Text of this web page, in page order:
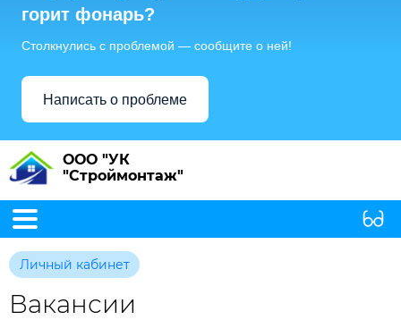
горит фонарь?
Столкнулись с проблемой — сообщите о ней!
Написать о проблеме
ООО "УК
"Строймонтаж"
Личный кабинет
Вакансии